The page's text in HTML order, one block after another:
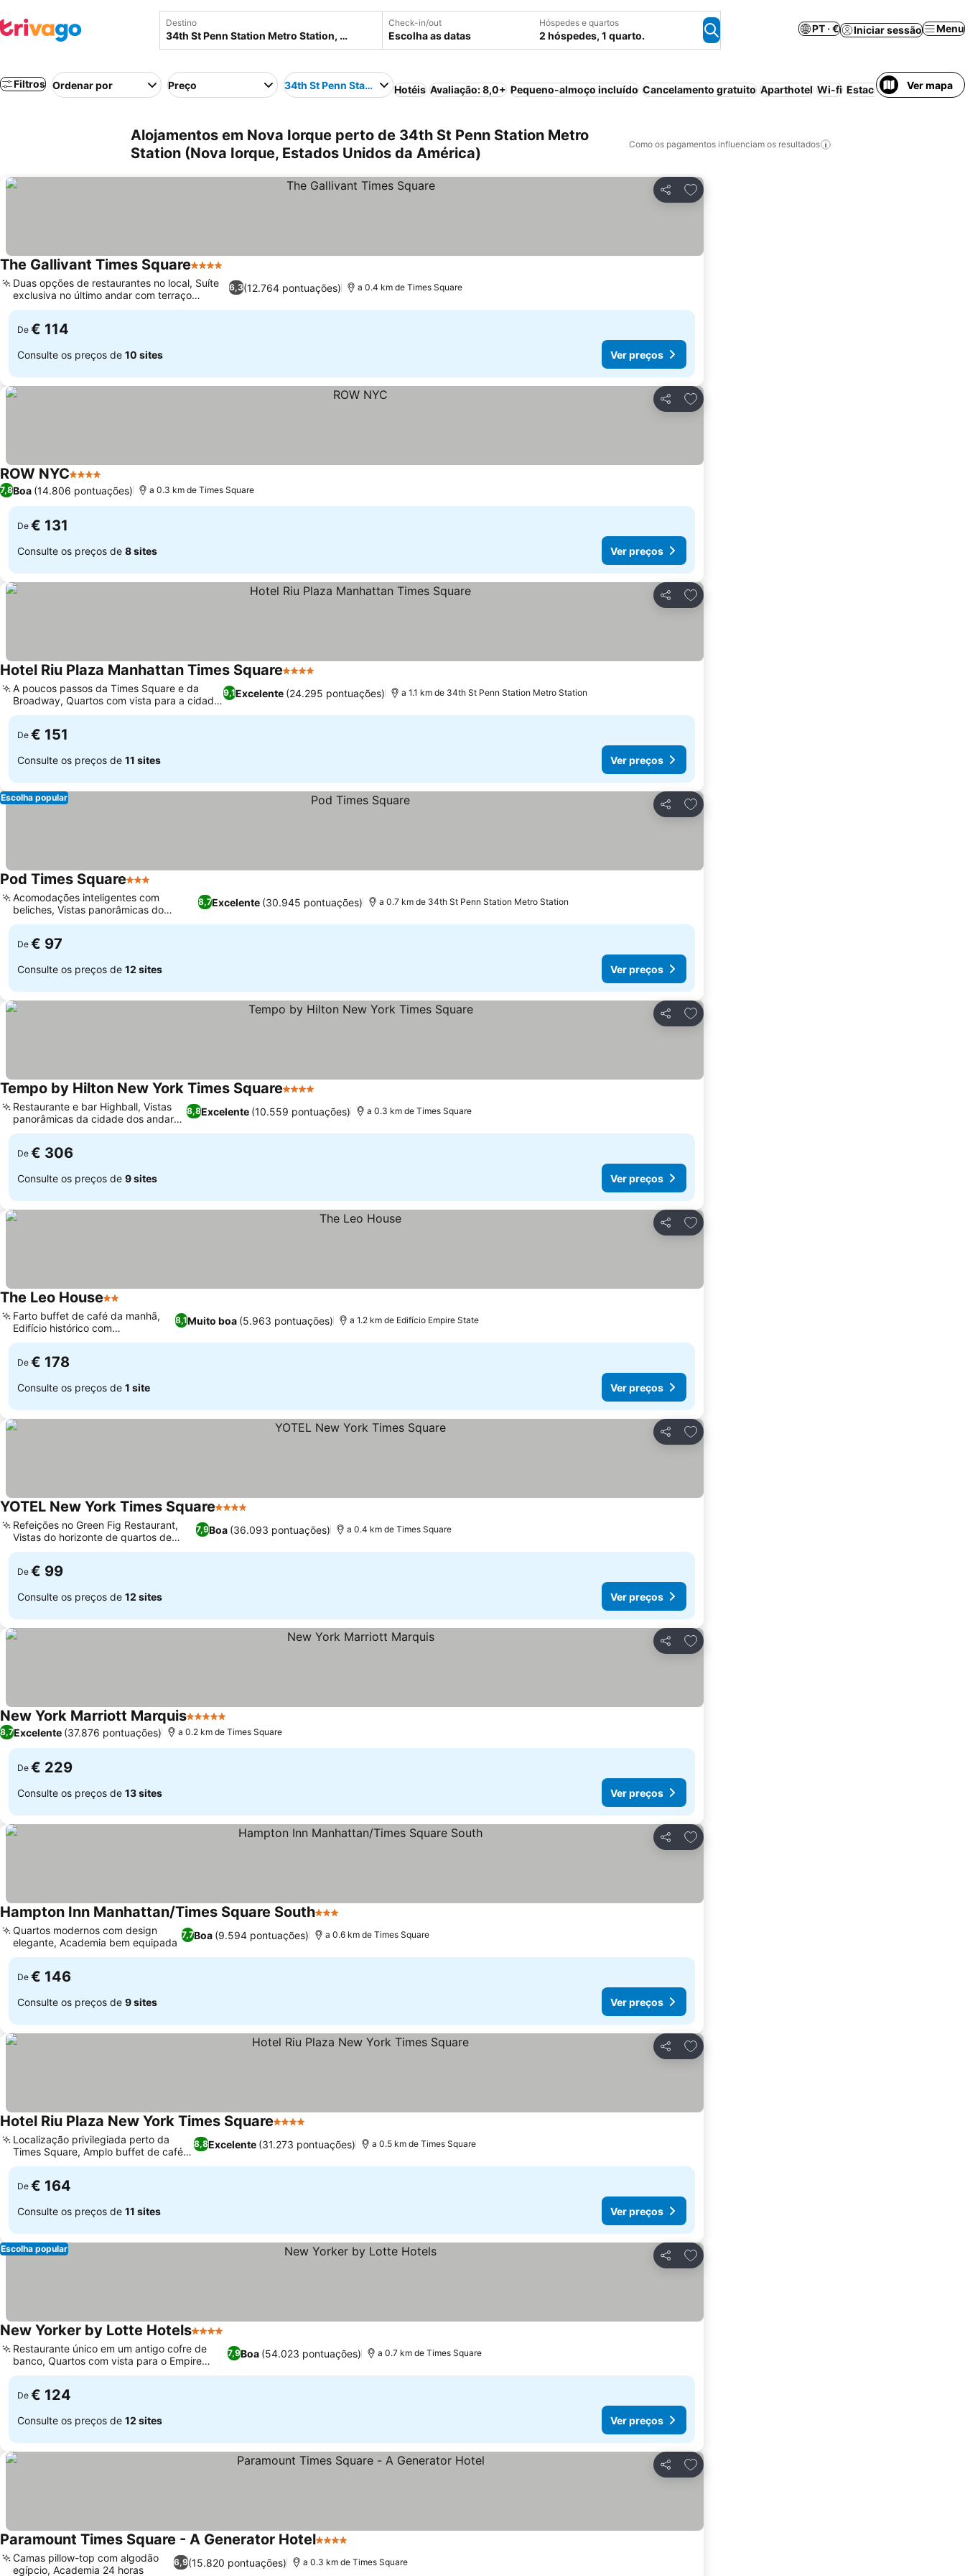
Destino Check-in/out
Escolha as datas
Hóspedes e quartos
2 hóspedes, 1 quarto.
PT · € Iniciar sessão Menu
Filtros Ordenar por Preço 34th St Penn Station Metro Station
Hotéis Avaliação: 8,0+ Pequeno-almoço incluído Cancelamento gratuito Aparthotel Wi-fi EstacionamentoVer mapa
Alojamentos em Nova Iorque perto de 34th St Penn Station Metro
Station (Nova Iorque, Estados Unidos da América)
Como os pagamentos influenciam os resultados
Partilhar
Adicionar aos favoritos
The Gallivant Times Square4 Estrelas
6,3(12.764 pontuações)
Duas opções de restaurantes no local, Suíte
exclusiva no último andar com terraço
privativo
a 0.4 km de Times Square
De € 114
Consulte os preços de 10 sites Ver preços
Partilhar
Adicionar aos favoritos
ROW NYC4 Estrelas
7,8Boa (14.806 pontuações) a 0.3 km de Times Square
De € 131
Consulte os preços de 8 sites Ver preços
Partilhar
Adicionar aos favoritos
Hotel Riu Plaza Manhattan Times Square4 Estrelas
9,1Excelente (24.295 pontuações)
A poucos passos da Times Square e da
Broadway, Quartos com vista para a cidade
em andares altos
a 1.1 km de 34th St Penn Station Metro Station
De € 151
Consulte os preços de 11 sites Ver preços
Partilhar
Adicionar aos favoritos
Escolha popular
Pod Times Square3 Estrelas
8,7Excelente (30.945 pontuações)
Acomodações inteligentes com
beliches, Vistas panorâmicas do
horizonte da cidade
a 0.7 km de 34th St Penn Station Metro Station
De € 97
Consulte os preços de 12 sites Ver preços
Partilhar
Adicionar aos favoritos
Tempo by Hilton New York Times Square4 Estrelas
8,8Excelente (10.559 pontuações)
Restaurante e bar Highball, Vistas
panorâmicas da cidade dos andares
altos
a 0.3 km de Times Square
De € 306
Consulte os preços de 9 sites Ver preços
Partilhar
Adicionar aos favoritos
The Leo House2 Estrelas
8,1Muito boa (5.963 pontuações)
Farto buffet de café da manhã,
Edifício histórico com
personalidade
a 1.2 km de Edifício Empire State
De € 178
Consulte os preços de 1 site Ver preços
Partilhar
Adicionar aos favoritos
YOTEL New York Times Square4 Estrelas
7,9Boa (36.093 pontuações)
Refeições no Green Fig Restaurant,
Vistas do horizonte de quartos de
canto
a 0.4 km de Times Square
De € 99
Consulte os preços de 12 sites Ver preços
Partilhar
Adicionar aos favoritos
New York Marriott Marquis5 Estrelas
8,7Excelente (37.876 pontuações) a 0.2 km de Times Square
De € 229
Consulte os preços de 13 sites Ver preços
Partilhar
Adicionar aos favoritos
Hampton Inn Manhattan/Times Square South3 Estrelas
7,7Boa (9.594 pontuações)
Quartos modernos com design
elegante, Academia bem equipada
a 0.6 km de Times Square
De € 146
Consulte os preços de 9 sites Ver preços
Partilhar
Adicionar aos favoritos
Hotel Riu Plaza New York Times Square4 Estrelas
8,8Excelente (31.273 pontuações)
Localização privilegiada perto da
Times Square, Amplo buffet de café
da manhã
a 0.5 km de Times Square
De € 164
Consulte os preços de 11 sites Ver preços
Partilhar
Adicionar aos favoritos
Escolha popular
New Yorker by Lotte Hotels4 Estrelas
7,9Boa (54.023 pontuações)
Restaurante único em um antigo cofre de
banco, Quartos com vista para o Empire
State Building
a 0.7 km de Times Square
De € 124
Consulte os preços de 12 sites Ver preços
Partilhar
Adicionar aos favoritos
Paramount Times Square - A Generator Hotel4 Estrelas
6,9(15.820 pontuações)
Camas pillow-top com algodão
egípcio, Academia 24 horas
a 0.3 km de Times Square